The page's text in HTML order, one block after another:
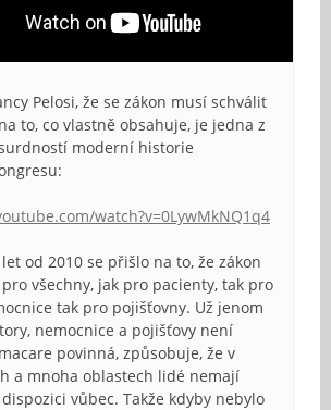
Pelosi, že se zákon musí schválit
to, co vlastně obsahuje, je jedna z
moderní historie
watch?v=0LywMkNQ1q4
od 2010 se přišlo na to, že zákon
všechny, jak pro pacienty, tak pro
tak pro pojišťovny. Už jenom
nemocnice a pojišťovy není
povinná, způsobuje, že v
a mnoha oblastech lidé nemají
vůbec. Takže kdyby nebylo